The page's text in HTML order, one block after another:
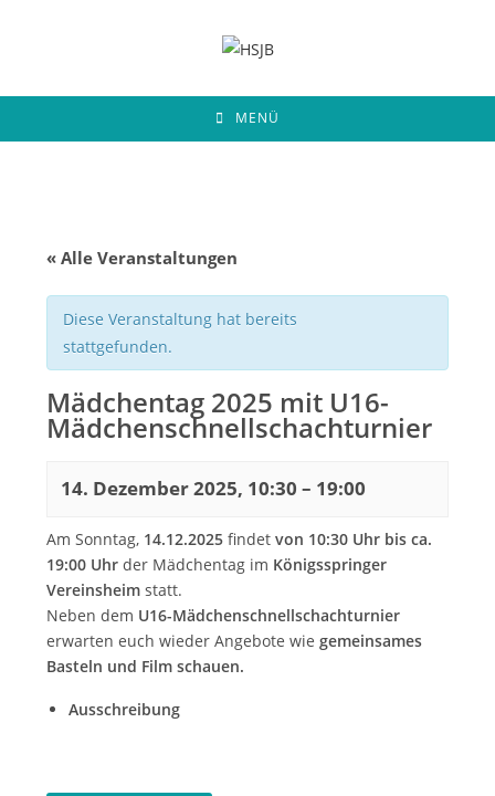
MENÜ
« Alle Veranstaltungen
Diese Veranstaltung hat bereits
stattgefunden.
Mädchentag 2025 mit U16-
Mädchenschnellschachturnier
14. Dezember 2025, 10:30 – 19:00
Am Sonntag, 14.12.2025 findetvon 10:30 Uhr bis ca.
19:00 Uhr der Mädchentag im Königsspringer
Vereinsheim statt.
Neben dem U16-Mädchenschnellschachturnier
erwarten euch wieder Angebote wiegemeinsames
Basteln und Film schauen.
Ausschreibung